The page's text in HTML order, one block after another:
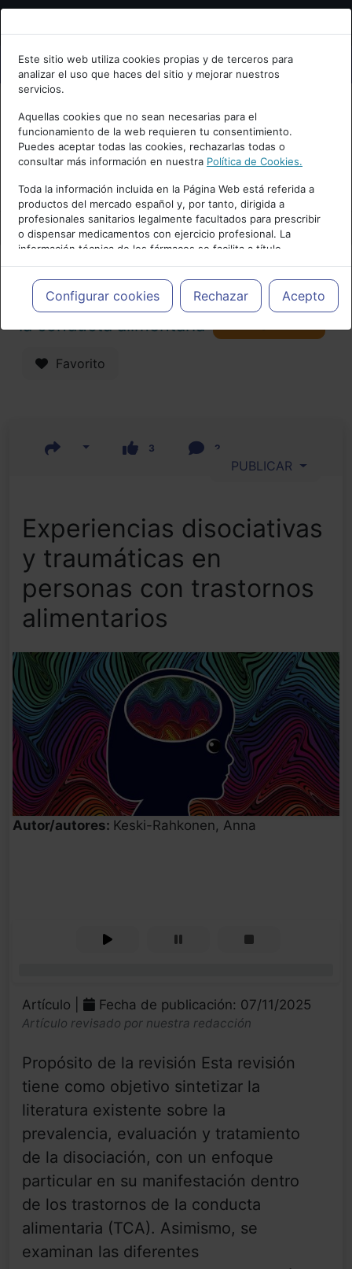
Bienvenid@ a psiquiatria.com
Escribe tu Email
Accede o regístrate con tu email.
Cancelar
Este sitio web utiliza cookies propias y de terceros para
analizar el uso que haces del sitio y mejorar nuestros
servicios.
Aquellas cookies que no sean necesarias para el
funcionamiento de la web requieren tu consentimiento.
Puedes aceptar todas las cookies, rechazarlas todas o
consultar más información en nuestra Política de Cookies.
Toda la información incluida en la Página Web está referida a
productos del mercado español y, por tanto, dirigida a
profesionales sanitarios legalmente facultados para prescribir
o dispensar medicamentos con ejercicio profesional. La
información técnica de los fármacos se facilita a título
meramente informativo, siendo responsabilidad de los
profesionales facultados prescribir medicamentos y decidir, en
cada caso concreto, el tratamiento más adecuado a las
necesidades del paciente.
Configurar cookies Rechazar Acepto
Actualidad y Artículos|Trastornos de
la conducta alimentaria
Favorito
3 2
PUBLICAR
Experiencias disociativas
y traumáticas en
personas con trastornos
alimentarios
Autor/autores: Keski-Rahkonen, Anna
Artículo | Fecha de publicación: 07/11/2025
Artículo revisado por nuestra redacción
Propósito de la revisión Esta revisión
tiene como objetivo sintetizar la
literatura existente sobre la
prevalencia, evaluación y tratamiento
de la disociación, con un enfoque
particular en su manifestación dentro
de los trastornos de la conducta
alimentaria (TCA). Asimismo, se
examinan las diferentes